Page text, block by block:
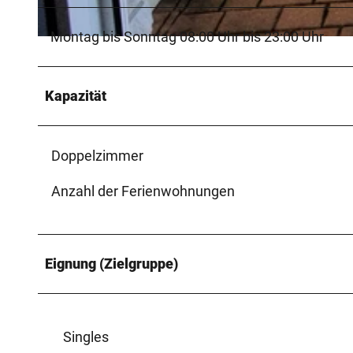
© Teutoburger Wald, Ruprecht | CC-BY-SA
Montag bis Sonntag 08:00 Uhr bis 23:00 Uhr
Kapazität
Doppelzimmer
Anzahl der Ferienwohnungen
Eignung (Zielgruppe)
Singles